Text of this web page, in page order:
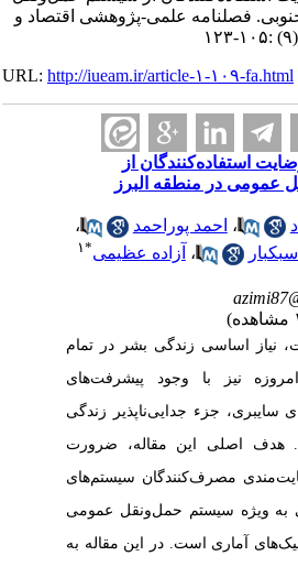
فصلنامه علمی-پژوهشی اقتصاد و
URL:http://iueam.ir/article-۱-۱۰۹-fa.html
‌استفاده‌کنندگان از
در منطقه البرز
،احمد پوراحمد
،
،آزاده عظیمی ۱
نیاز اساسی زندگی بشر در تمام
نیز با وجود پیشرفت‌های
سایبری، جزء جدایی‌ناپذیر زندگی
اصلی این مقاله، ضرورت
مصرف‌کنندگان سیستم‌های
ویژه سیستم حمل‌و‌نقل عمومی
آماری است. در این مقاله به